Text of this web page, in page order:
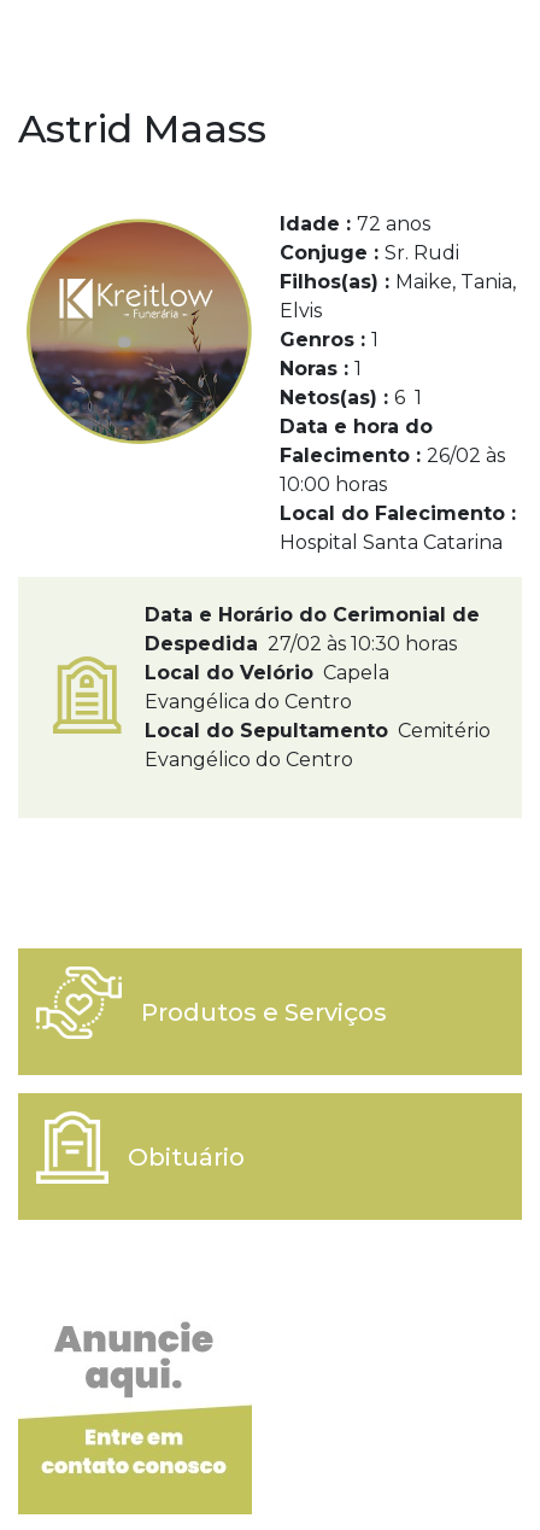
Astrid Maass
Idade : 72 anos
Conjuge : Sr. Rudi
Filhos(as) : Maike, Tania,
Elvis
Genros : 1
Noras : 1
Netos(as) : 6 1
Data e hora do
Falecimento : 26/02 às
10:00 horas
Local do Falecimento :
Hospital Santa Catarina
Data e Horário do Cerimonial de
Despedida 27/02 às 10:30 horas
Local do Velório Capela
Evangélica do Centro
Local do Sepultamento Cemitério
Evangélico do Centro
Produtos e Serviços
Obituário